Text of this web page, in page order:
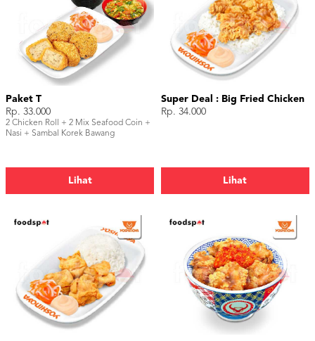
Paket T
Rp. 33.000
2 Chicken Roll + 2 Mix Seafood Coin +
Nasi + Sambal Korek Bawang
Lihat
Super Deal : Big Fried Chicken
Rp. 34.000
Lihat